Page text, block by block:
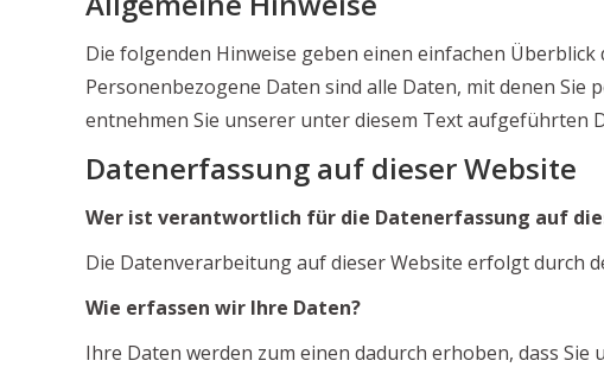
Die folgenden Hinweise geben einen einfachen
Personenbezogene Daten sind alle Daten, mit denen
entnehmen Sie unserer unter diesem Text aufgeführten
Datenerfassung auf dieser Website
Wer ist verantwortlich für die Datenerfassung auf
Die Datenverarbeitung auf dieser Website erfolgt durch
Wie erfassen wir Ihre Daten?
Ihre Daten werden zum einen dadurch erhoben, dass